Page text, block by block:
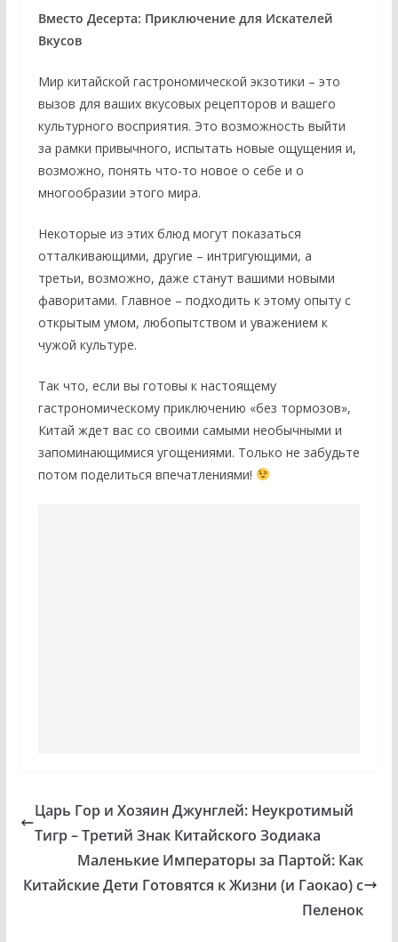
Вместо Десерта: Приключение для Искателей
Вкусов
Мир китайской гастрономической экзотики – это
вызов для ваших вкусовых рецепторов и вашего
культурного восприятия. Это возможность выйти
за рамки привычного, испытать новые ощущения и,
возможно, понять что-то новое о себе и о
многообразии этого мира.
Некоторые из этих блюд могут показаться
отталкивающими, другие – интригующими, а
третьи, возможно, даже станут вашими новыми
фаворитами. Главное – подходить к этому опыту с
открытым умом, любопытством и уважением к
чужой культуре.
Так что, если вы готовы к настоящему
гастрономическому приключению «без тормозов»,
Китай ждет вас со своими самыми необычными и
запоминающимися угощениями. Только не забудьте
потом поделиться впечатлениями!
Царь Гор и Хозяин Джунглей: Неукротимый
Тигр – Третий Знак Китайского Зодиака
Маленькие Императоры за Партой: Как
Китайские Дети Готовятся к Жизни (и Гаокао) с
Пеленок